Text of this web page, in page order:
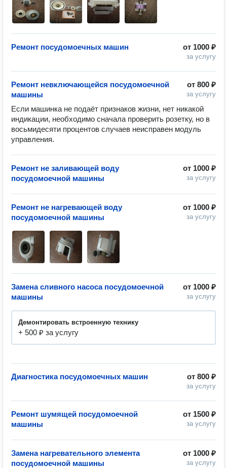
от 1000 ₽
за услугу
Ремонт посудомоечных машин
от 800 ₽
за услугу
Ремонт невключающейся посудомоечной
машины
Если машинка не подаёт признаков жизни, нет никакой
индикации, необходимо сначала проверить розетку, но в
восьмидесяти процентов случаев неисправен модуль
управления.
от 1000 ₽
за услугу
Ремонт не заливающей воду
посудомоечной машины
от 1000 ₽
за услугу
Ремонт не нагревающей воду
посудомоечной машины
от 1000 ₽
за услугу
Замена сливного насоса посудомоечной
машины
Демонтировать встроенную технику
+ 500 ₽ за услугу
от 800 ₽
за услугу
Диагностика посудомоечных машин
от 1500 ₽
за услугу
Ремонт шумящей посудомоечной
машины
от 1000 ₽
за услугу
Замена нагревательного элемента
посудомоечной машины